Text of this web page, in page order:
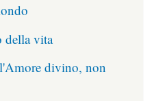
della vita
divino, non